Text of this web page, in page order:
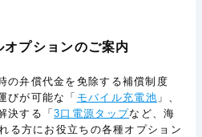
プションのご案内
の弁償代金を免除する補償制度
びが可能な「 モバイル充電池 」、
決する「3口電源タップなど、海
る方にお役立ちの各種オプション